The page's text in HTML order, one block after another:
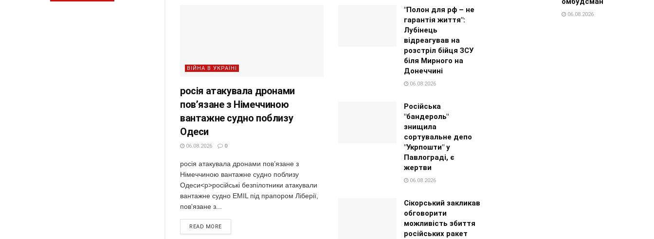
ВІЙНА В УКРАЇНІ
росія атакувала дронами
пов’язане з Німеччиною
вантажне судно поблизу
Одеси
06.08.2026 0
росія атакувала дронами пов’язане з
Німеччиною вантажне судно поблизу
Одеси<p>російські безпілотники атакували
вантажне судно EMIL під прапором Ліберії,
пов'язане з...
READ MORE
"Полон для рф – не
гарантія життя":
Лубінець
відреагував на
розстріл бійця ЗСУ
біля Мирного на
Донеччині
06.08.2026
Російська
"бандероль"
знищила
сортувальне депо
"Укрпошти" у
Павлограді, є
жертви
06.08.2026
Сікорський закликав
обговорити
можливість збиття
російських ракет
06.08.2026